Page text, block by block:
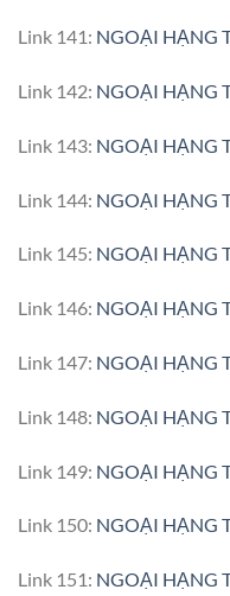
Link 141: NGOẠI HẠNG
Link 142: NGOẠI HẠNG
Link 143: NGOẠI HẠNG
Link 144: NGOẠI HẠNG
Link 145: NGOẠI HẠNG
Link 146: NGOẠI HẠNG
Link 147: NGOẠI HẠNG
Link 148: NGOẠI HẠNG
Link 149: NGOẠI HẠNG
Link 150: NGOẠI HẠNG
Link 151: NGOẠI HẠNG